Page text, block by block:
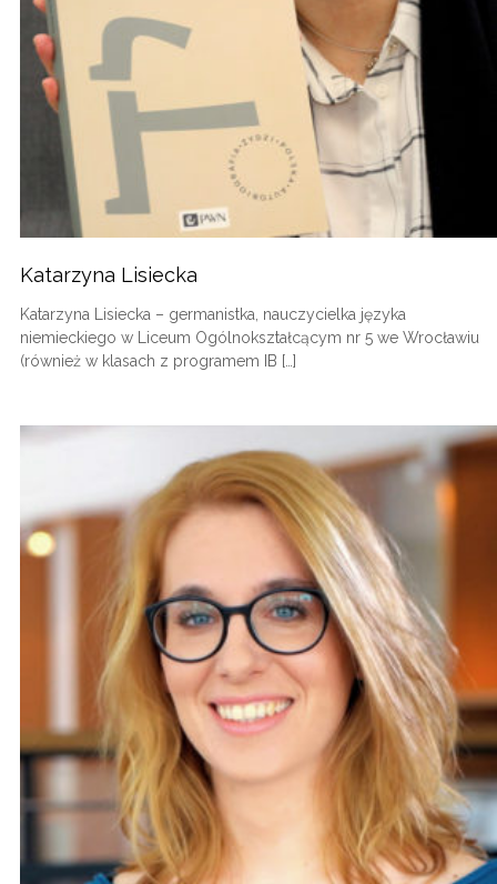
Katarzyna Lisiecka
Katarzyna Lisiecka – germanistka, nauczycielka języka
niemieckiego w Liceum Ogólnokształcącym nr 5 we Wrocławiu
(również w klasach z programem IB […]